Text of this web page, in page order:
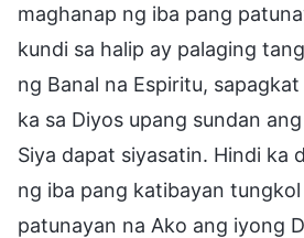
maghanap ng iba pang
kundi sa halip ay palaging
ng Banal na Espiritu,
ka sa Diyos upang sundan
Siya dapat siyasatin. Hindi ka
ng iba pang katibayan
patunayan na Ako ang iyong